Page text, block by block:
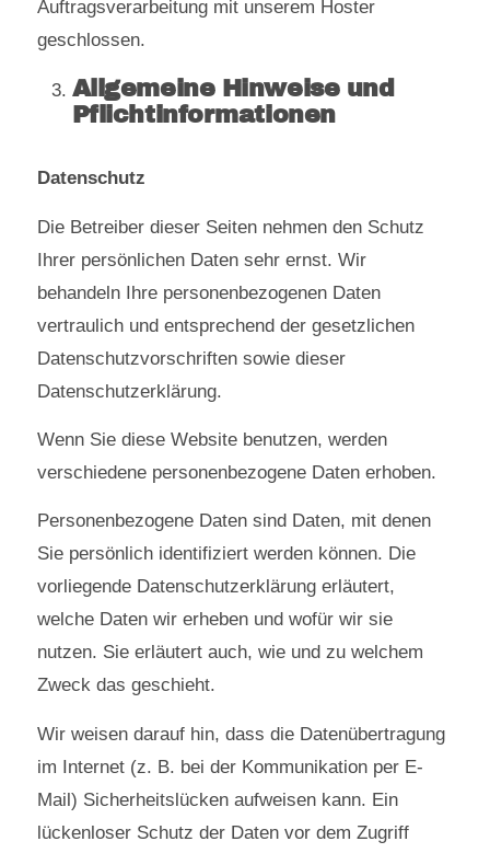
Auftragsverarbeitung mit unserem Hoster
geschlossen.
Allgemeine Hinweise und
Pflichtinformationen
Datenschutz
Die Betreiber dieser Seiten nehmen den Schutz
Ihrer persönlichen Daten sehr ernst. Wir
behandeln Ihre personenbezogenen Daten
vertraulich und entsprechend der gesetzlichen
Datenschutzvorschriften sowie dieser
Datenschutzerklärung.
Wenn Sie diese Website benutzen, werden
verschiedene personenbezogene Daten erhoben.
Personenbezogene Daten sind Daten, mit denen
Sie persönlich identifiziert werden können. Die
vorliegende Datenschutzerklärung erläutert,
welche Daten wir erheben und wofür wir sie
nutzen. Sie erläutert auch, wie und zu welchem
Zweck das geschieht.
Wir weisen darauf hin, dass die Datenübertragung
im Internet (z. B. bei der Kommunikation per E-
Mail) Sicherheitslücken aufweisen kann. Ein
lückenloser Schutz der Daten vor dem Zugriff